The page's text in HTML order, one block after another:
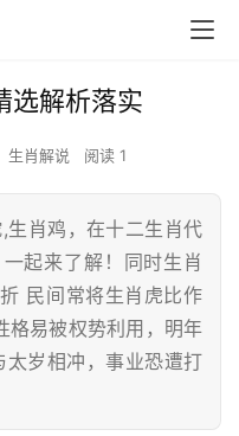
选解析落实
生肖解说 阅读 1
生肖鸡，在十二生肖代
起来了解！同时生肖
民间常将生肖虎比作
格易被权势利用，明年
岁相冲，事业恐遭打